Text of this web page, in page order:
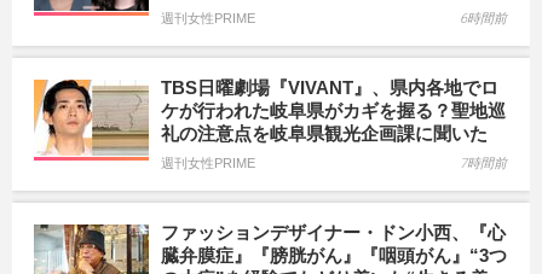
週刊女性PRIME 6時間前
TBS日曜劇場『VIVANT』、県内各地でロ
ケが行われた岐阜県がカギを握る？聖地巡
礼の注意点を岐阜県観光企画課に聞いた
週刊女性PRIME 7時間前
ファッションデザイナー・ドン小西、『心
臓弁膜症』『膀胱がん』『咽頭がん』“3つ